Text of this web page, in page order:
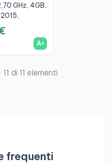
GHz, 4GB,
A+
di 11 elementi
frequenti